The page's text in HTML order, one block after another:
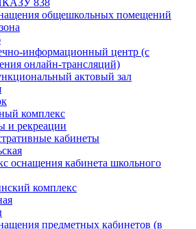
838
общешкольных помещений
информационный центр (с
онлайн-трансляций)
актовый зал
комплекс
и рекреации
кабинеты
оснащения кабинета школьного
комплекс
предметных кабинетов (в